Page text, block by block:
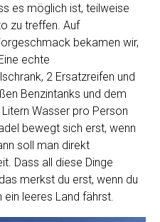
es möglich ist, teilweise
zu treffen. Auf
bekamen wir,
echte
2 Ersatzreifen und
Benzintanks und dem
Wasser pro Person
bewegt sich erst, wenn
soll man direkt
Dass all diese Dinge
merkst du erst, wenn du
leeres Land fährst.